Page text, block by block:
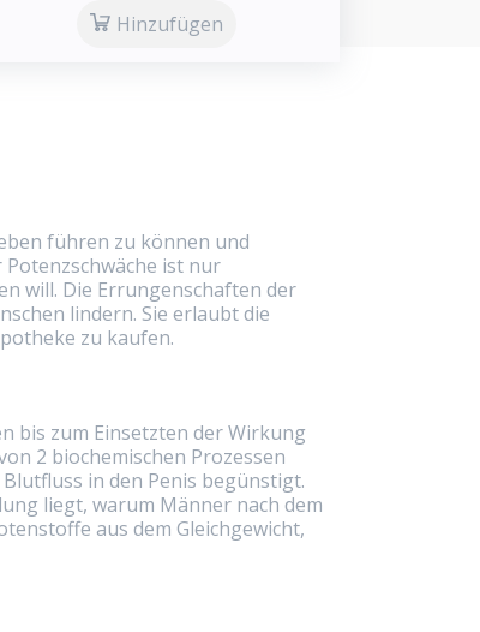
Hinzufügen
führen zu können und
ist nur
will. Die Errungenschaften der
lindern. Sie erlaubt die
zu kaufen.
bis zum Einsetzten der Wirkung
2 biochemischen Prozessen
in den Penis begünstigt.
liegt, warum Männer nach dem
aus dem Gleichgewicht,